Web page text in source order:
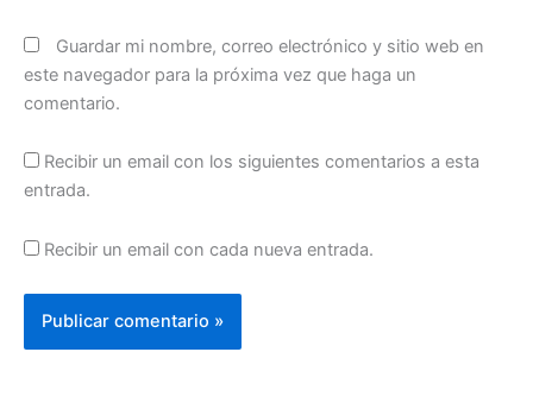
Guardar mi nombre, correo electrónico y sitio web en
este navegador para la próxima vez que haga un
comentario.
Recibir un email con los siguientes comentarios a esta
entrada.
Recibir un email con cada nueva entrada.